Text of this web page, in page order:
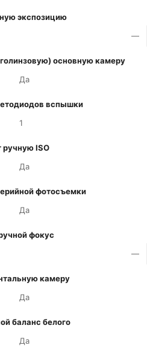
экспозицию
—
основную камеру
Да
вспышки
1
ручную ISO
Да
фотосъемки
Да
фокус
—
камеру
Да
баланс белого
Да